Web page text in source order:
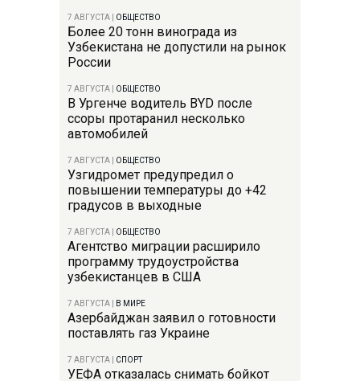
7 АВГУСТА ОБЩЕСТВО
Более 20 тонн винограда из
Узбекистана не допустили на рынок
России
7 АВГУСТА ОБЩЕСТВО
В Ургенче водитель BYD после
ссоры протаранил несколько
автомобилей
7 АВГУСТА ОБЩЕСТВО
Узгидромет предупредил о
повышении температуры до +42
градусов в выходные
7 АВГУСТА ОБЩЕСТВО
Агентство миграции расширило
программу трудоустройства
узбекистанцев в США
7 АВГУСТА В МИРЕ
Азербайджан заявил о готовности
поставлять газ Украине
7 АВГУСТА СПОРТ
УЕФА отказалась снимать бойкот